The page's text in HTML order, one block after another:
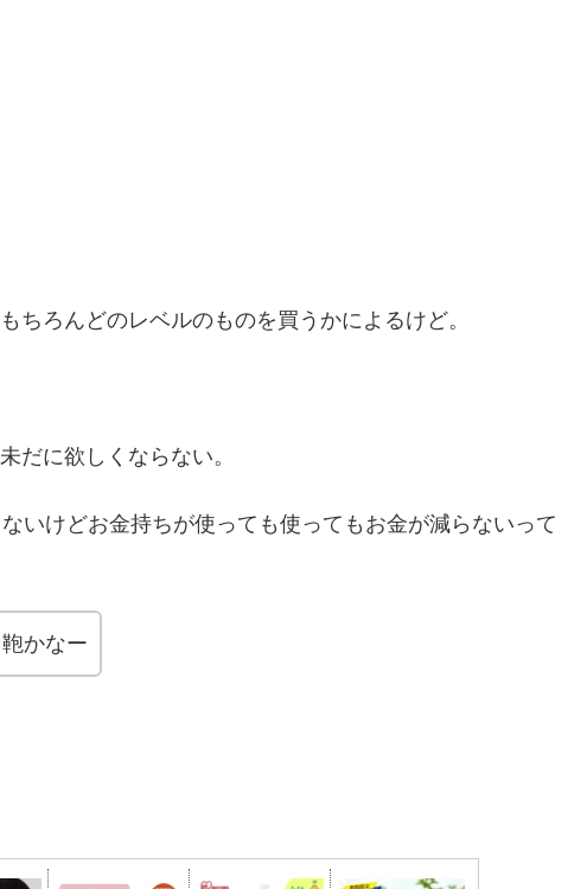
ちろんどのレベルのものを買うかによるけど。
だに欲しくならない。
いけどお金持ちが使っても使ってもお金が減らないって
かなー